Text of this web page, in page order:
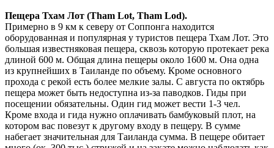
Пещера Тхам Лот (Tham Lot, Tham Lod).
Примерно в 9 км к северу от Соппонга находится
оборудованная и популярная у туристов пещера Тхам Лот. Это
большая известняковая пещера, сквозь которую протекает река
длиной 600 м. Общая длина пещеры около 1600 м. Она одна
из крупнейших в Таиланде по объему. Кроме основного
прохода с рекой есть более мелкие залы. С августа по октябрь
пещера может быть недоступна из-за паводков. Гиды при
посещении обязательны. Один гид может вести 1-3 чел.
Кроме входа и гида нужно оплачивать бамбуковый плот, на
котором вас повезут к другому входу в пещеру. В сумме
набегает значительная для Таиланда сумма. В пещере обитает